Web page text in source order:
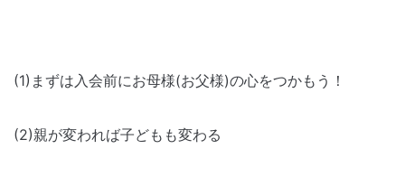
(1)まずは入会前にお母様(お父様)の心をつかもう！
(2)親が変われば子どもも変わる